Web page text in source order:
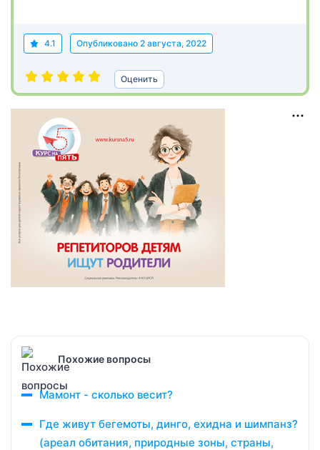
4.1 Опубликовано 2 августа, 2022
Оценить
Похожие вопросы
Мамонт - сколько весит?
Где живут бегемоты, динго, ехидна и шимпанз?
(ареал обитания, природные зоны, страны,